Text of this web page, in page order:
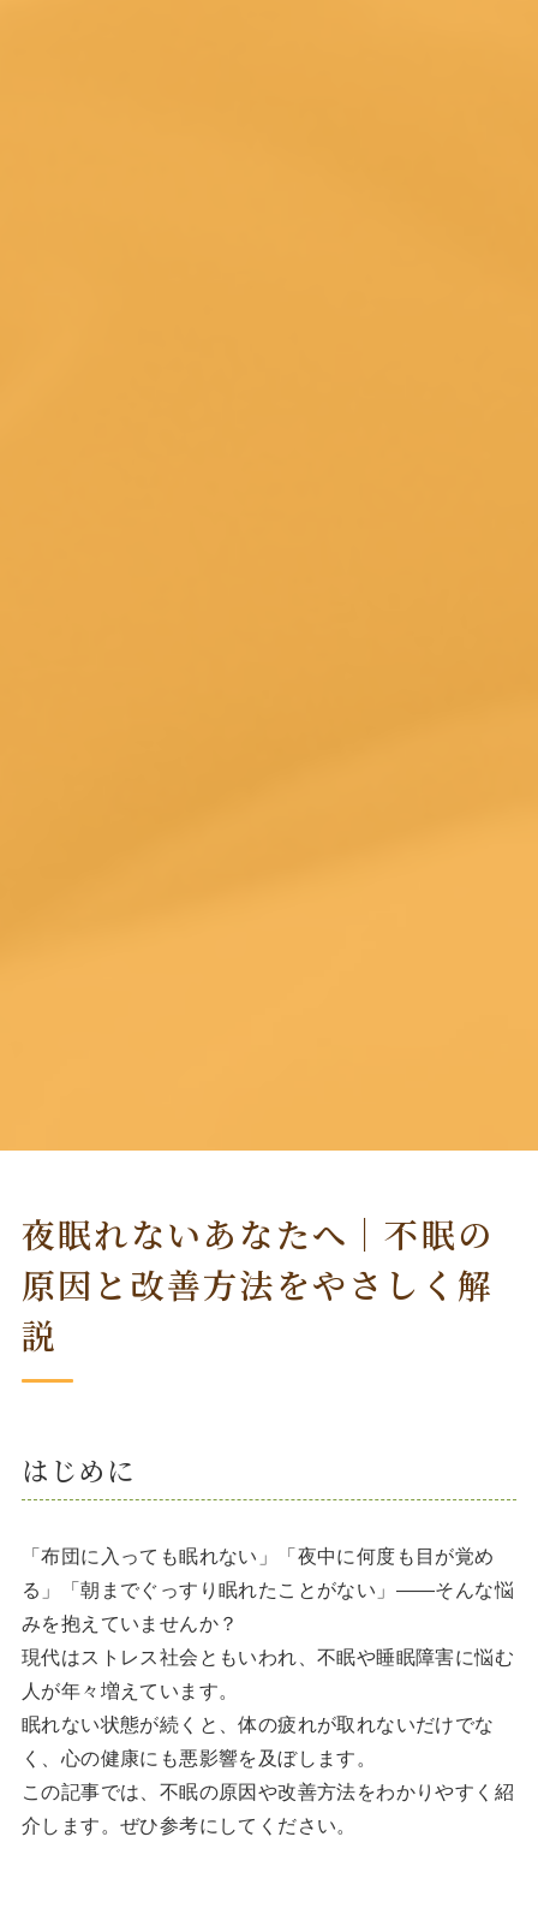
夜眠れないあなたへ｜不眠の
原因と改善方法をやさしく解
説
はじめに
「布団に入っても眠れない」「夜中に何度も目が覚め
る」「朝までぐっすり眠れたことがない」――そんな悩
みを抱えていませんか？
現代はストレス社会ともいわれ、不眠や睡眠障害に悩む
人が年々増えています。
眠れない状態が続くと、体の疲れが取れないだけでな
く、心の健康にも悪影響を及ぼします。
この記事では、不眠の原因や改善方法をわかりやすく紹
介します。ぜひ参考にしてください。